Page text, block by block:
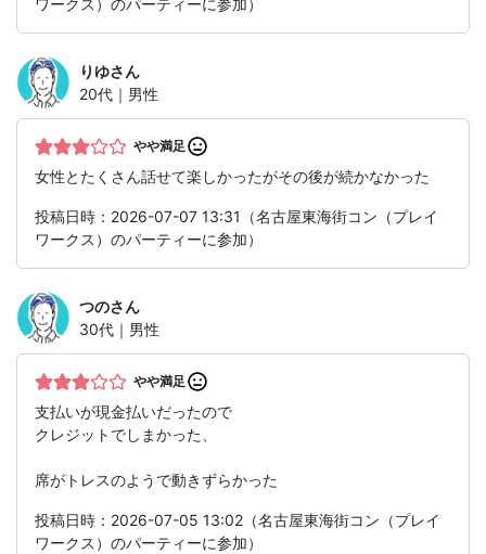
ワークス）のパーティーに参加）
りゆさん
20代｜男性
やや満足
女性とたくさん話せて楽しかったがその後が続かなかった
投稿日時：2026-07-07 13:31（名古屋東海街コン（プレイ
ワークス）のパーティーに参加）
つのさん
30代｜男性
やや満足
支払いが現金払いだったので
クレジットでしまかった、
席がトレスのようで動きずらかった
投稿日時：2026-07-05 13:02（名古屋東海街コン（プレイ
ワークス）のパーティーに参加）